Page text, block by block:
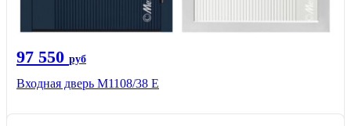
97 550 руб
Входная дверь М1108/38 E